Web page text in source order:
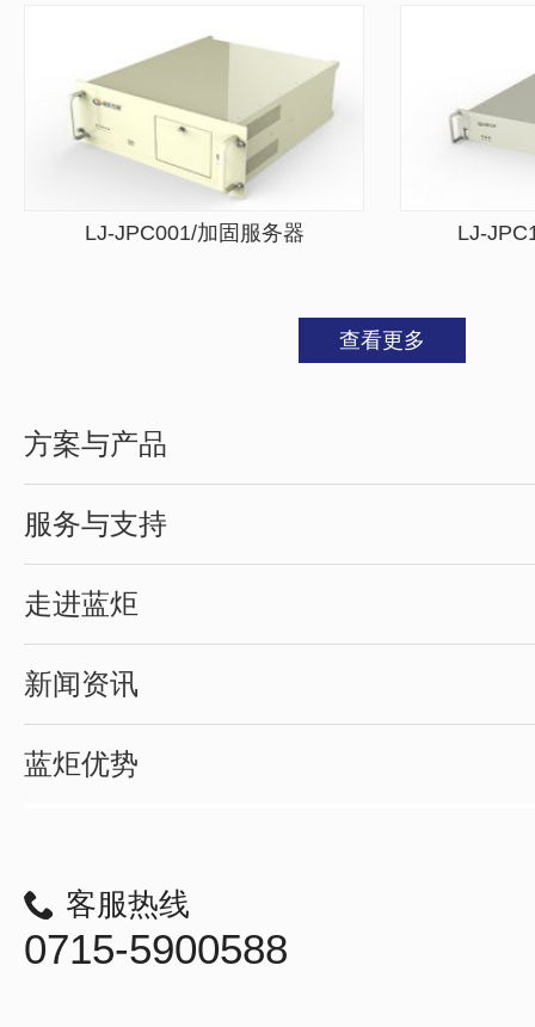
LJ-JPC001/加固服务器 LJ-
查看更多
方案与产品
服务与支持
走进蓝炬
新闻资讯
蓝炬优势
客服热线
0715-5900588